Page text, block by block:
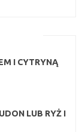
I CYTRYNĄ
LUB RYŻ I